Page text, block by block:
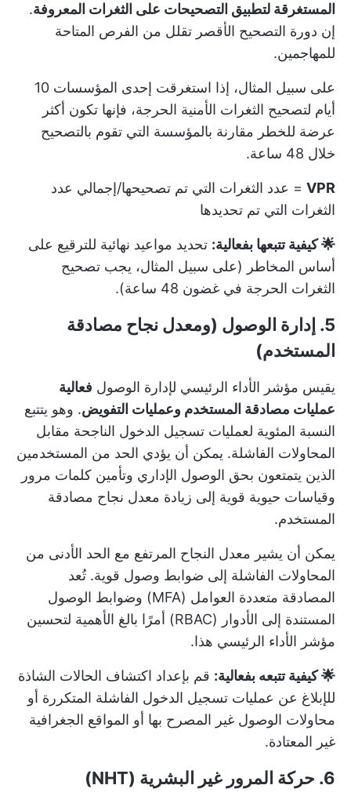
المستغرقة لتطبيق التصحيحات على الثغرات المعروفة.
إن دورة التصحيح الأقصر تقلل من الفرص المتاحة
للمهاجمين.
على سبيل المثال، إذا استغرقت إحدى المؤسسات 10
أيام لتصحيح الثغرات الأمنية الحرجة، فإنها تكون أكثر
عرضة للخطر مقارنة بالمؤسسة التي تقوم بالتصحيح
خلال 48 ساعة.
VPR = عدد الثغرات التي تم تصحيحها/إجمالي عدد
الثغرات التي تم تحديدها
🌟 كيفية تتبعها بفعالية: تحديد مواعيد نهائية للترقيع على
أساس المخاطر (على سبيل المثال، يجب تصحيح
الثغرات الحرجة في غضون 48 ساعة).
5. إدارة الوصول (ومعدل نجاح مصادقة
المستخدم)
يقيس مؤشر الأداء الرئيسي لإدارة الوصول فعالية
عمليات مصادقة المستخدم وعمليات التفويض. وهو يتتبع
النسبة المئوية لعمليات تسجيل الدخول الناجحة مقابل
المحاولات الفاشلة. يمكن أن يؤدي الحد من المستخدمين
الذين يتمتعون بحق الوصول الإداري وتأمين كلمات مرور
وقياسات حيوية قوية إلى زيادة معدل نجاح مصادقة
المستخدم.
يمكن أن يشير معدل النجاح المرتفع مع الحد الأدنى من
المحاولات الفاشلة إلى ضوابط وصول قوية. تُعد
المصادقة متعددة العوامل (MFA) وضوابط الوصول
المستندة إلى الأدوار (RBAC) أمرًا بالغ الأهمية لتحسين
مؤشر الأداء الرئيسي هذا.
🌟 كيفية تتبعه بفعالية: قم بإعداد اكتشاف الحالات الشاذة
للإبلاغ عن عمليات تسجيل الدخول الفاشلة المتكررة أو
محاولات الوصول غير المصرح بها أو المواقع الجغرافية
غير المعتادة.
6. حركة المرور غير البشرية (NHT)